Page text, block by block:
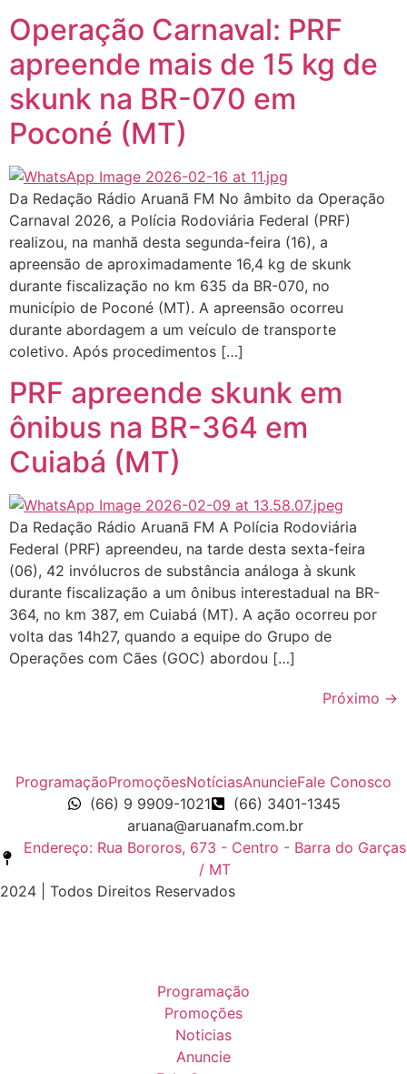
Operação Carnaval: PRF
apreende mais de 15 kg de
skunk na BR-070 em
Poconé (MT)
Da Redação Rádio Aruanã FM No âmbito da Operação
Carnaval 2026, a Polícia Rodoviária Federal (PRF)
realizou, na manhã desta segunda-feira (16), a
apreensão de aproximadamente 16,4 kg de skunk
durante fiscalização no km 635 da BR-070, no
município de Poconé (MT). A apreensão ocorreu
durante abordagem a um veículo de transporte
coletivo. Após procedimentos […]
PRF apreende skunk em
ônibus na BR-364 em
Cuiabá (MT)
Da Redação Rádio Aruanã FM A Polícia Rodoviária
Federal (PRF) apreendeu, na tarde desta sexta-feira
(06), 42 invólucros de substância análoga à skunk
durante fiscalização a um ônibus interestadual na BR-
364, no km 387, em Cuiabá (MT). A ação ocorreu por
volta das 14h27, quando a equipe do Grupo de
Operações com Cães (GOC) abordou […]
Próximo →
ProgramaçãoPromoçõesNotíciasAnuncieFale Conosco
(66) 9 9909-1021
(66) 3401-1345
aruana@aruanafm.com.br
Endereço: Rua Bororos, 673 - Centro - Barra do Garças
/ MT
2024 | Todos Direitos Reservados
Programação
Promoções
Noticias
Anuncie